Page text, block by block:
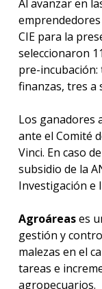
Al avanzar en
CIE para la
seleccionaron
pre-
finanzas, tres a
Los ganadores
ante el Comité
Vinci. En caso
subsidio de la
Investigación e
Agroáreases
gestión y
malezas en el
tareas e
agropecuarios.